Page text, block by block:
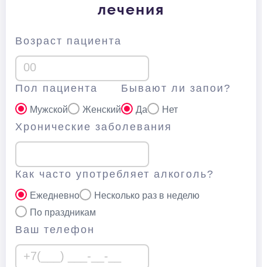
лечения
Возраст пациента
Пол пациента
Мужской Женский
Бывают ли запои?
Да Нет
Хронические заболевания
Как часто употребляет алкоголь?
Ежедневно
Несколько раз в неделю
По праздникам
Ваш телефон